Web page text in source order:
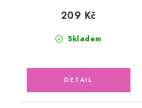
Skladem
209 Kč